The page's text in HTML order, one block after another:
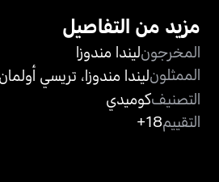
مزيد من التفاصيل
المخرجونليندا مندوزا
الممثلونليندا مندوزا، تريسي أولمان
التصنيفكوميدي
التقييم18+